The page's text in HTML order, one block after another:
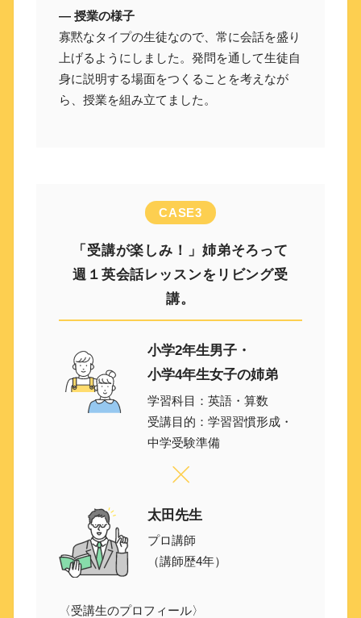
― 授業の様子
寡黙なタイプの生徒なので、常に会話を盛り
上げるようにしました。発問を通して生徒自
身に説明する場面をつくることを考えなが
ら、授業を組み立てました。
CASE3
「受講が楽しみ！」姉弟そろって
週１英会話レッスンをリビング受
講。
小学2年生男子・
小学4年生女子の姉弟
学習科目：英語・算数
受講目的：学習習慣形成・
中学受験準備
太田先生
プロ講師
（講師歴4年）
〈受講生のプロフィール〉